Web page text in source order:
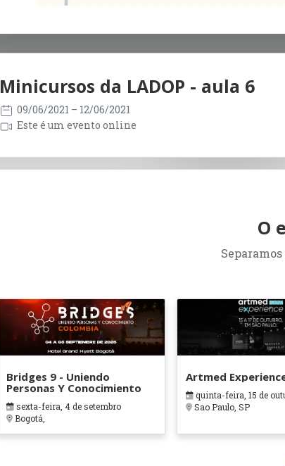
Minicursos da LADOP - aula 6
09/06/2021 – 12/06/2021
Este é um evento online
O
Bridges 9 - Uniendo
Personas Y Conocimiento
sexta-feira, 4 de setembro
Bogotá,
Artmed
quinta-feira, 15 de
Sao Paulo, SP